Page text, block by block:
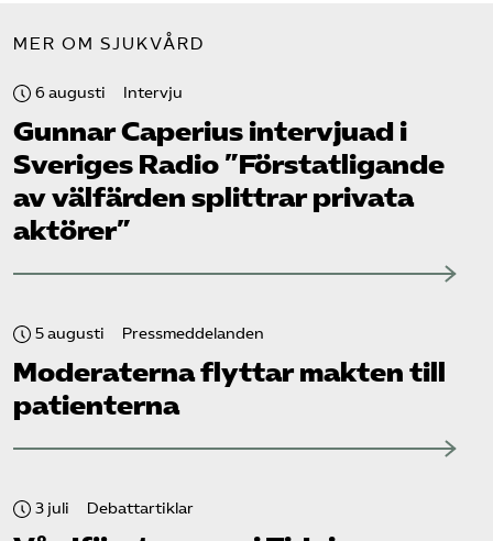
MER OM SJUKVÅRD
6 augusti Intervju
Gunnar Caperius intervjuad i
Sveriges Radio ”Förstatligande
av välfärden splittrar privata
aktörer”
5 augusti Pressmeddelanden
Moderaterna flyttar makten till
patienterna
3 juli Debattartiklar